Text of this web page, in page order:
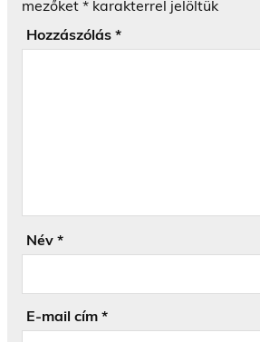
mezőket * karakterrel jelöltük
Hozzászólás *
Név *
E-mail cím *